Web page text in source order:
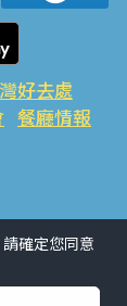
好去處
餐廳情報
去處 社會
確定您同意